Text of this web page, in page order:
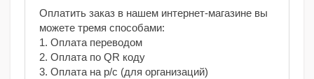
Оплатить заказ в нашем интернет-магазине вы
можете тремя способами:
1. Оплата переводом
2. Оплата по QR коду
3. Оплата на р/с (для организаций)